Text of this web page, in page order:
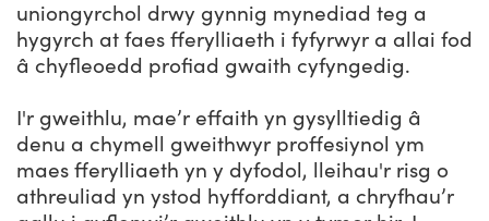
uniongyrchol drwy gynnig mynediad teg a
hygyrch at faes fferylliaeth i fyfyrwyr a allai fod
â chyfleoedd profiad gwaith cyfyngedig.
I'r gweithlu, mae’r effaith yn gysylltiedig â
denu a chymell gweithwyr proffesiynol ym
maes fferylliaeth yn y dyfodol, lleihau'r risg o
athreuliad yn ystod hyfforddiant, a chryfhau’r